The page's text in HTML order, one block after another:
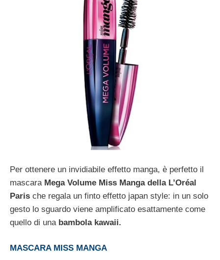
Per ottenere un invidiabile effetto manga, è perfetto il
mascara Mega Volume Miss Manga della L’Oréal
Paris che regala un finto effetto japan style: in un solo
gesto lo sguardo viene amplificato esattamente come
quello di una bambola kawaii.
MASCARA MISS MANGA